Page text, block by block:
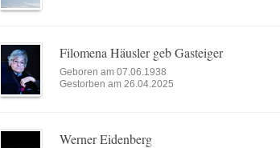
Filomena Häusler geb Gasteiger
Geboren am 07.06.1938
Gestorben am 26.04.2025
Werner Eidenberg